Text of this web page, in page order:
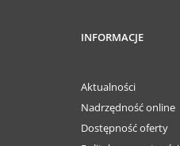
INFORMACJE
Aktualności
Nadrzędność online
Dostępność oferty